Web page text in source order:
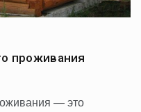
проживания
— это